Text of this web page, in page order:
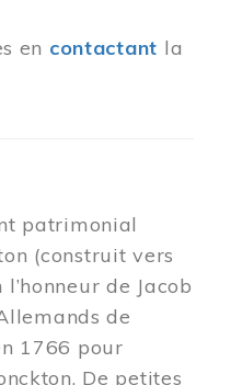
en contactant la
patrimonial
(construit vers
de Jacob
de
1766 pour
De petites